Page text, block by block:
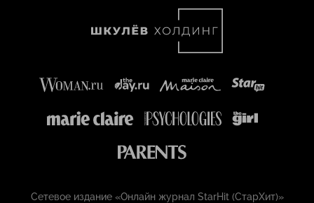
Сетевое издание «Онлайн журнал StarHit (СтарХит)»